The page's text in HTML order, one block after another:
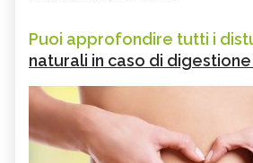
Puoi approfondire tutti i
naturali in caso di